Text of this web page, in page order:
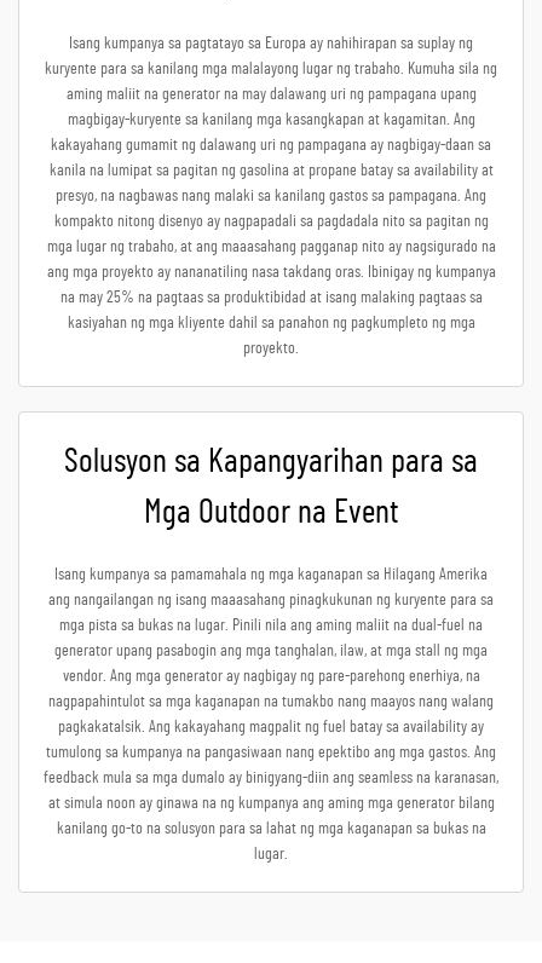
Isang kumpanya sa pagtatayo sa Europa ay nahihirapan sa suplay ng
kuryente para sa kanilang mga malalayong lugar ng trabaho. Kumuha sila ng
aming maliit na generator na may dalawang uri ng pampagana upang
magbigay-kuryente sa kanilang mga kasangkapan at kagamitan. Ang
kakayahang gumamit ng dalawang uri ng pampagana ay nagbigay-daan sa
kanila na lumipat sa pagitan ng gasolina at propane batay sa availability at
presyo, na nagbawas nang malaki sa kanilang gastos sa pampagana. Ang
kompakto nitong disenyo ay nagpapadali sa pagdadala nito sa pagitan ng
mga lugar ng trabaho, at ang maaasahang pagganap nito ay nagsigurado na
ang mga proyekto ay nananatiling nasa takdang oras. Ibinigay ng kumpanya
na may 25% na pagtaas sa produktibidad at isang malaking pagtaas sa
kasiyahan ng mga kliyente dahil sa panahon ng pagkumpleto ng mga
proyekto.
Solusyon sa Kapangyarihan para sa
Mga Outdoor na Event
Isang kumpanya sa pamamahala ng mga kaganapan sa Hilagang Amerika
ang nangailangan ng isang maaasahang pinagkukunan ng kuryente para sa
mga pista sa bukas na lugar. Pinili nila ang aming maliit na dual-fuel na
generator upang pasabogin ang mga tanghalan, ilaw, at mga stall ng mga
vendor. Ang mga generator ay nagbigay ng pare-parehong enerhiya, na
nagpapahintulot sa mga kaganapan na tumakbo nang maayos nang walang
pagkakatalsik. Ang kakayahang magpalit ng fuel batay sa availability ay
tumulong sa kumpanya na pangasiwaan nang epektibo ang mga gastos. Ang
feedback mula sa mga dumalo ay binigyang-diin ang seamless na karanasan,
at simula noon ay ginawa na ng kumpanya ang aming mga generator bilang
kanilang go-to na solusyon para sa lahat ng mga kaganapan sa bukas na
lugar.